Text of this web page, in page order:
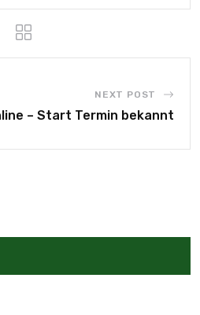
NEXT POST
– Start Termin bekannt